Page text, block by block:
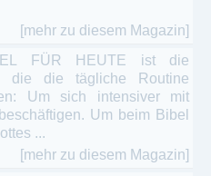
[mehr zu diesem Magazin]
FÜR HEUTE ist die
die die tägliche Routine
Um sich intensiver mit
Um beim Bibel
...
[mehr zu diesem Magazin]